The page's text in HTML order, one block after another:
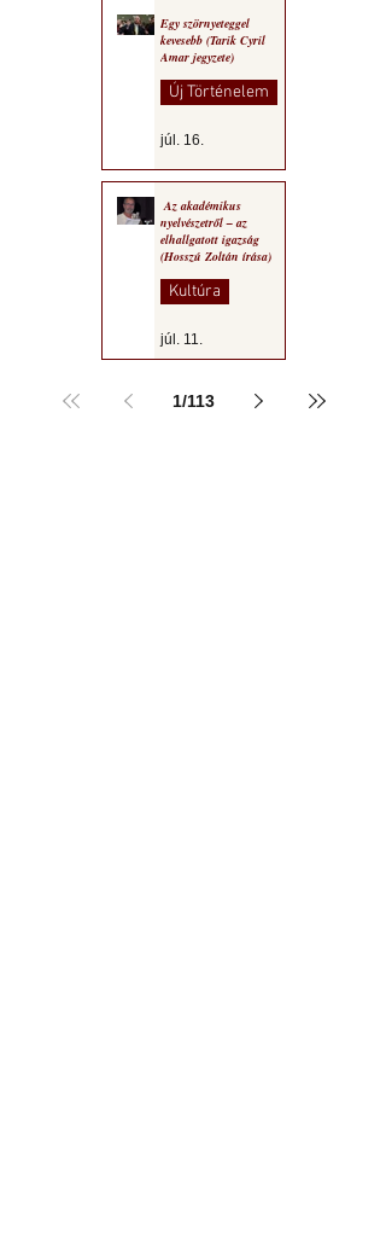
Egy szörnyeteggel
kevesebb (Tarik Cyril
Amar jegyzete)
Új Történelem
júl. 16.
Az akadémikus
nyelvészetről – az
elhallgatott igazság
(Hosszú Zoltán írása)
Kultúra
júl. 11.
1/113